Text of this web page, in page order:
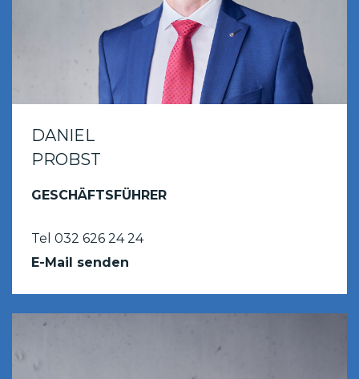
DANIEL
PROBST
GESCHÄFTSFÜHRER
Tel 032 626 24 24
E-Mail senden